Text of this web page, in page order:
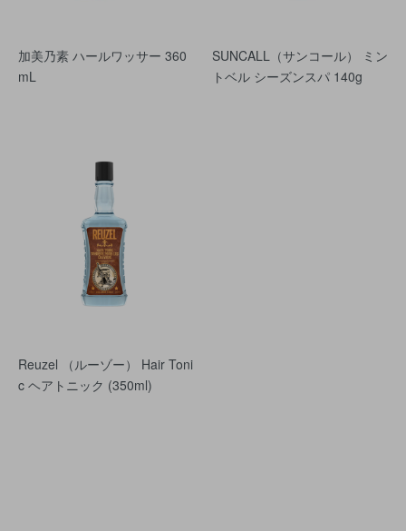
加美乃素 ハールワッサー 360
mL
SUNCALL（サンコール） ミン
トベル シーズンスパ 140g
Reuzel （ルーゾー） Hair Toni
c ヘアトニック (350ml)